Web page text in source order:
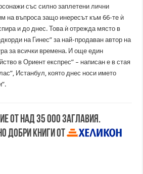
със силно заплетени лични
на въпроса защо инересът към 66-те ѝ
и до днес. Това ѝ отрежда място в
на Гинес” за най-продаван автор на
за всички времена. И още един
в Ориент експрес” – написан е в стая
Истанбул, която днес носи името
от над 35 000 заглавия.
добри книги от